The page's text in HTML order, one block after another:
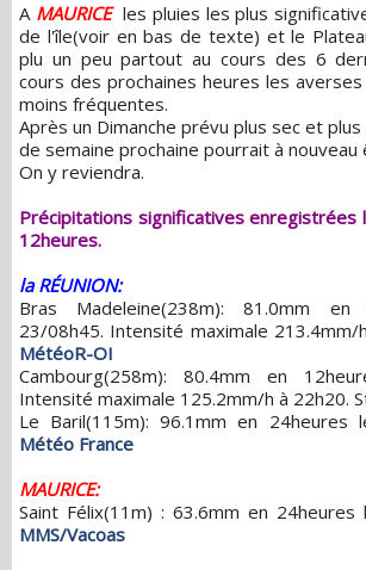
A MAURICEles pluies les plus
de l'île(voir en bas de texte) et le
plu un peu partout au cours des 6
cours des prochaines heures les
moins fréquentes.
Après un Dimanche prévu plus sec et
de semaine prochaine pourrait à nouveau
On y reviendra.
Précipitations significatives enregistrées
12heures.
la RÉUNION:
Bras Madeleine(238m): 81.0mm
23/08h45. Intensité maximale 213.4mm/
MétéoR-OI
Cambourg(258m): 80.4mm en
Intensité maximale 125.2mm/h à 22h20.
Le Baril(115m): 96.1mm en 24heures
Météo France
MAURICE:
Saint Félix(11m) : 63.6mm en 24heures
MMS/Vacoas